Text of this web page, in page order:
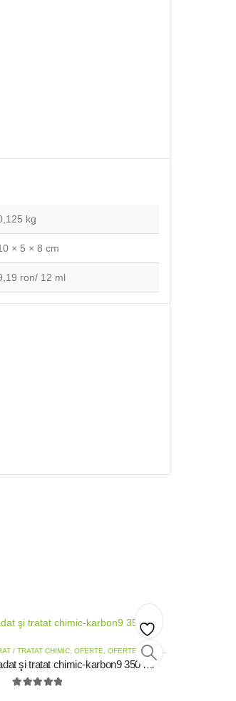
kg
× 5 × 8 cm
ron/ 12 ml
Add
/ TRATAT CHIMIC, OFERTE OFERTE ȘAMPOANE
şi tratat chimic-karbon9 350 ml